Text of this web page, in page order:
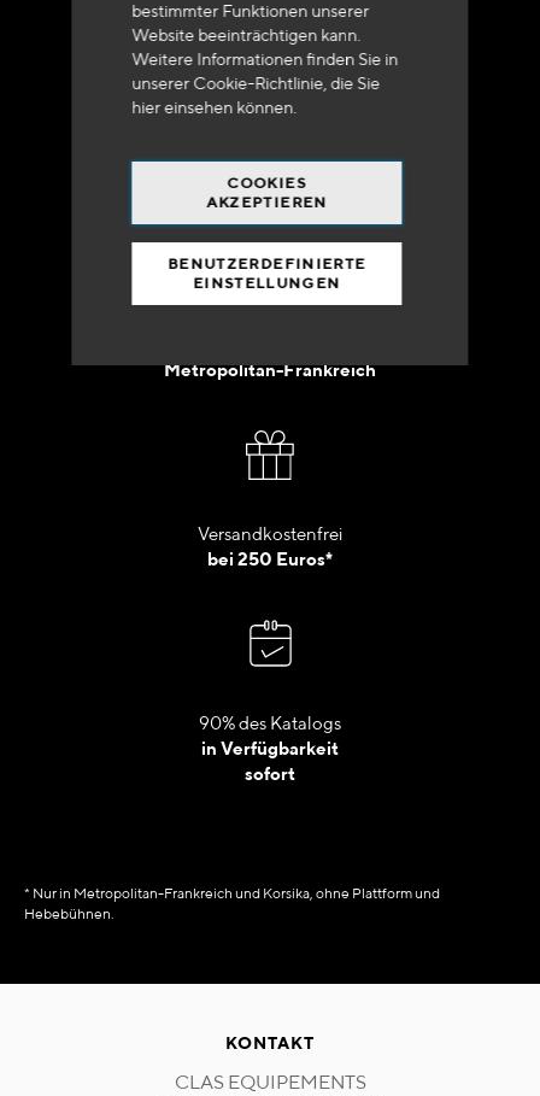
bestimmter Funktionen unserer
Website beeinträchtigen kann.
Weitere Informationen finden Sie in
unserer Cookie-Richtlinie, die Sie
hiereinsehen können.
COOKIES
AKZEPTIEREN
BENUTZERDEFINIERTE
EINSTELLUNGEN
+33 (0)4 79 72 62 22 Drücken 1
Metropolitan-Frankreich
Versandkostenfrei
bei 250 Euros*
90% des Katalogs
in Verfügbarkeit
sofort
* Nur in Metropolitan-Frankreich und Korsika, ohne Plattform und
Hebebühnen.
KONTAKT
CLAS EQUIPEMENTS